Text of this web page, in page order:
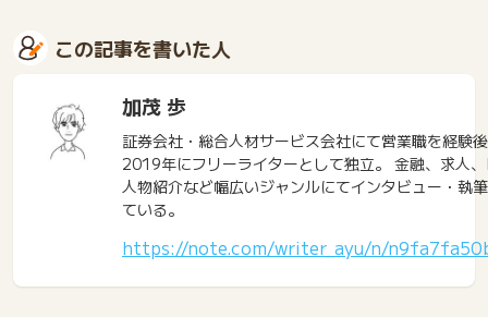
この記事を書いた人
加茂 歩
証券会社・総合人材サービス会社にて営業職を経験
2019年にフリーライターとして独立。 金融、求人
人物紹介など幅広いジャンルにてインタビュー・執
ている。
https://note.com/writer_ayu/n/